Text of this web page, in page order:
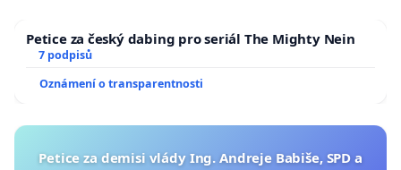
Petice za český dabing pro seriál The Mighty Nein
7 podpisů
Oznámení o transparentnosti
Petice za demisi vlády Ing. Andreje Babiše, SPD a